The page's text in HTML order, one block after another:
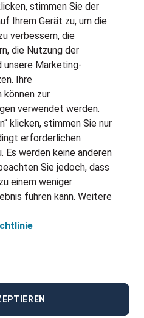
stimmen Sie der
Ihrem Gerät zu, um die
verbessern, die
die Nutzung der
unsere Marketing-
Ihre
können zur
verwendet werden.
klicken, stimmen Sie nur
erforderlichen
Es werden keine anderen
Sie jedoch, dass
einem weniger
führen kann. Weitere